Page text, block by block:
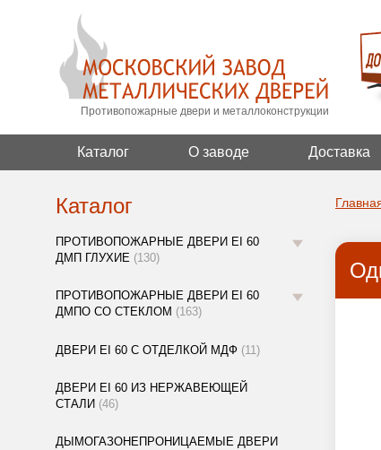
Противопожарные двери и металлоконструкции
Каталог О заводе Доставка
Каталог
ПРОТИВОПОЖАРНЫЕ ДВЕРИ EI 60
ДМП ГЛУХИЕ (130)
ПРОТИВОПОЖАРНЫЕ ДВЕРИ EI 60
ДМПО СО СТЕКЛОМ (163)
ДВЕРИ EI 60 С ОТДЕЛКОЙ МДФ (11)
ДВЕРИ EI 60 ИЗ НЕРЖАВЕЮЩЕЙ
СТАЛИ (46)
ДЫМОГАЗОНЕПРОНИЦАЕМЫЕ ДВЕРИ